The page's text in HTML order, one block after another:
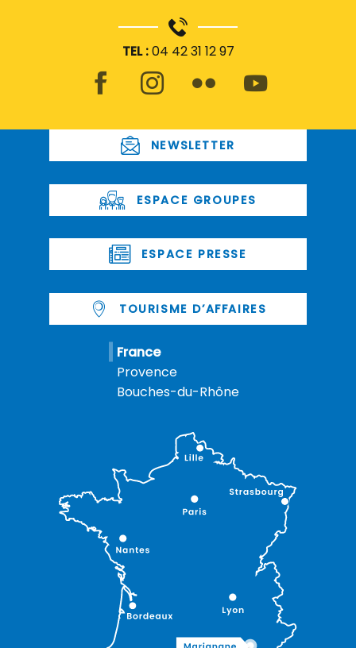
TEL :04 42 31 12 97
NEWSLETTER
ESPACE GROUPES
ESPACE PRESSE
TOURISME D’AFFAIRES
France
Provence
Bouches-du-Rhône